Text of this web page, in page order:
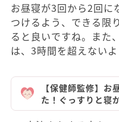
お昼寝が3回から2回に
つけるよう、できる限
ると良いですね。また
は、3時間を超えない
【保健師監修】お
た！ぐっすりと寝